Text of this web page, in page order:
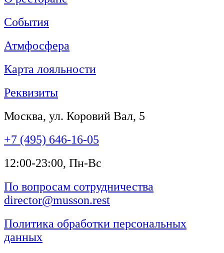
События
Атмфосфера
Карта лояльности
Реквизиты
Москва, ул. Коровий Вал, 5
+7 (495) 646-16-05
12:00-23:00, Пн-Вс
По вопросам сотрудничества
director@musson.rest
Политика обработки персональных
данных